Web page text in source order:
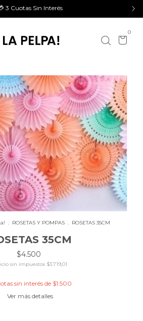
3 Cuotas Sin Interés
0
. ROSETAS Y POMPAS . ROSETAS 35CM
35CM
$4.500
sin impuestos $3.719,01
sin interés de $1.500
Ver más detalles